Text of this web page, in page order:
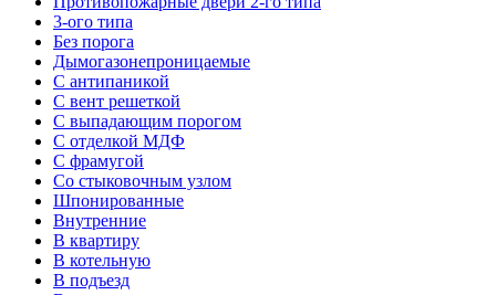
3-ого типа
Без порога
Дымогазонепроницаемые
С антипаникой
С вент решеткой
С выпадающим порогом
С отделкой МДФ
С фрамугой
Со стыковочным узлом
Шпонированные
Внутренние
В квартиру
В котельную
В подъезд